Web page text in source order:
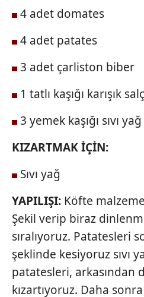
almak için lütfentıklayınız
4 adet domates
4 adet patates
3 adet çarliston biber
1 tatlı kaşığı karışık
3 yemek kaşığı sıvı yağ
KIZARTMAK İÇİN:
Sıvı yağ
YAPILIŞI: Köfte
Şekil verip biraz
sıralıyoruz. Patatesleri
şeklinde kesiyoruz sıvı
patatesleri, arkasından
kızartıyoruz. Daha